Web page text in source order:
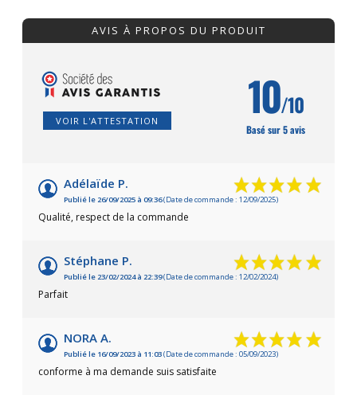
AVIS À PROPOS DU PRODUIT
VOIR L'ATTESTATION 10/10
Basé sur 5 avis
Adélaïde P.
Publié le 26/09/2025 à 09:36(Date de commande : 12/09/2025)
Qualité, respect de la commande
Stéphane P.
Publié le 23/02/2024 à 22:39(Date de commande : 12/02/2024)
Parfait
NORA A.
Publié le 16/09/2023 à 11:03(Date de commande : 05/09/2023)
conforme à ma demande suis satisfaite